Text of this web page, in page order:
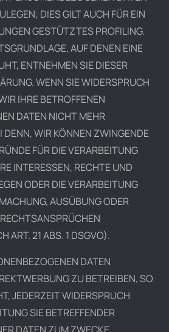
DIES GILT AUCH FÜR EIN
GESTÜTZTES PROFILING.
AUF DENEN EINE
ENTNEHMEN SIE DIESER
WENN SIE WIDERSPRUCH
IHRE BETROFFENEN
DATEN NICHT MEHR
DENN, WIR KÖNNEN ZWINGENDE
FÜR DIE VERARBEITUNG
INTERESSEN, RECHTE UND
ODER DIE VERARBEITUNG
AUSÜBUNG ODER
ART. 21 ABS. 1 DSGVO).
DATEN
ZU BETREIBEN, SO
JEDERZEIT WIDERSPRUCH
SIE BETREFFENDER